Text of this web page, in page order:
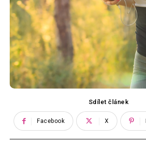
Sdílet článek
Facebook X